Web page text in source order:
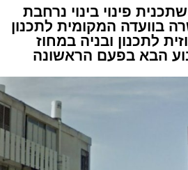
פינוי בינוי נרחבת
בוועדה המקומית לתכנון
לתכנון ובניה במחוז
הבא בפעם הראשונה